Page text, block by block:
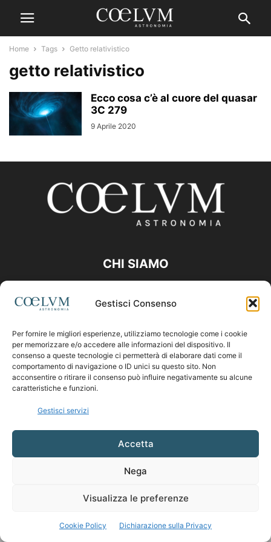
Gestisci Consenso
Per fornire le migliori esperienze, utilizziamo tecnologie come i cookie
per memorizzare e/o accedere alle informazioni del dispositivo. Il
consenso a queste tecnologie ci permetterà di elaborare dati come il
comportamento di navigazione o ID unici su questo sito. Non
acconsentire o ritirare il consenso può influire negativamente su alcune
caratteristiche e funzioni.
Gestisci servizi
Accetta
Nega
Visualizza le preferenze
Cookie Policy Dichiarazione sulla Privacy
Home Tags Getto relativistico
getto relativistico
Ecco cosa c’è al cuore del quasar
3C 279
9 Aprile 2020
CHI SIAMO
Contattaci:coelumastro@coelum.com
SEGUICI